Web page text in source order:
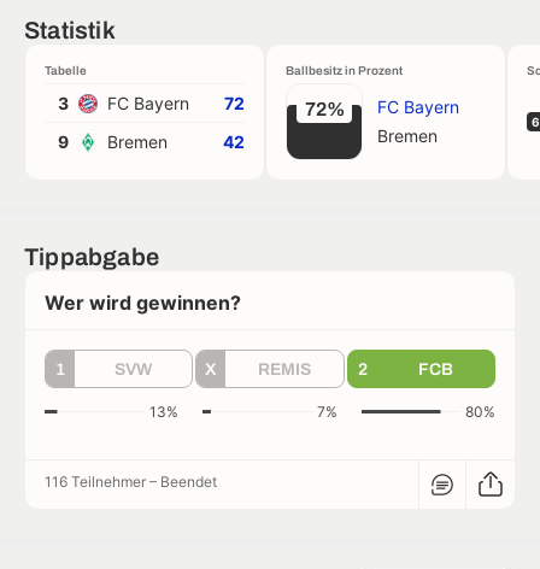
Statistik
Tabelle
3 FC Bayern
72
9
Bremen 42
Ballbesitz in Prozent
72%
FC Bayern
Bremen
6
Tippabgabe
Wer wird gewinnen?
1 SVW X REMIS 2 FCB
13% 7% 80%
116 Teilnehmer – Beendet